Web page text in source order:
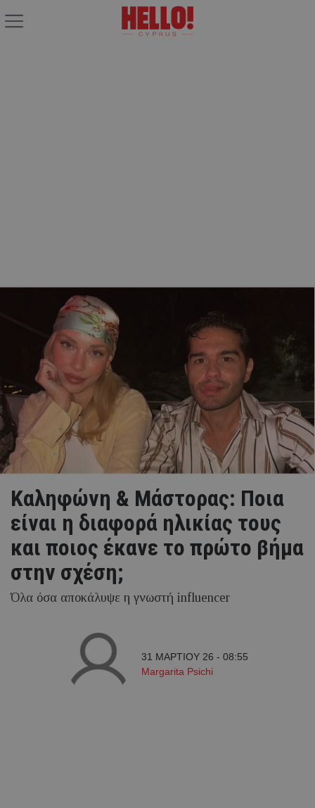
Καληφώνη & Μάστορας: Ποια
είναι η διαφορά ηλικίας τους
και ποιος έκανε το πρώτο βήμα
στην σχέση;
Όλα όσα αποκάλυψε η γνωστή influencer
31 ΜΑΡΤΙΟΥ 26 - 08:55
Margarita Psichi